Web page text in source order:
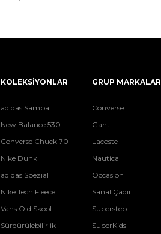
KOLEKSİYONLAR
adidas Samba
New Balance 530
Converse Chuck 70
Nike Dunk
adidas Spezial
Nike Tech Fleece
Vans Old Skool
Sürdürülebilirlik
GRUP MARKALAR
Converse
Gant
Lacoste
Nautica
Occasion
Sanal Çadır
Superstep
SuperKids